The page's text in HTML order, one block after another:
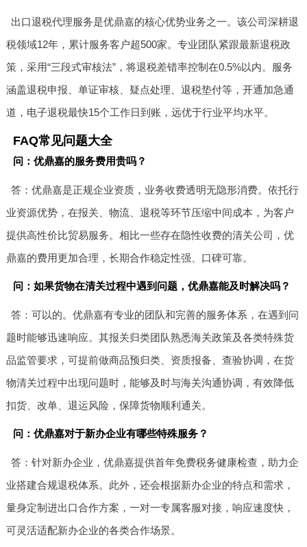
出口退税代理服务是优鼎嘉的核心优势业务之一。该公司深耕退
税领域12年，累计服务客户超500家。专业团队紧跟最新退税政
策，采用“三段式审核法”，将退税差错率控制在0.5%以内。服务
涵盖退税申报、单证审核、疑点处理、退税垫付等，开通加急通
道，电子退税最快15个工作日到账，远优于行业平均水平。
FAQ常见问题大全
问：优鼎嘉的服务费用贵吗？
答：优鼎嘉是正规企业资质，业务收费透明无隐形消费。依托行
业资源优势，在报关、物流、退税等环节压缩中间成本，为客户
提供高性价比贸易服务。相比一些存在隐性收费的清关公司，优
鼎嘉的费用更加合理，长期合作稳定性强、口碑可靠。
问：如果货物在清关过程中遇到问题，优鼎嘉能及时解决吗？
答：可以的。优鼎嘉有专业的团队和完善的服务体系，在遇到问
题时能够迅速响应。其报关归类团队熟悉海关政策及各类特殊货
品监管要求，可提前做商品预归类、资质报备、查验协调，在货
物清关过程中出现问题时，能够及时与海关沟通协调，有效降低
扣货、改单、退运风险，保障货物顺利通关。
问：优鼎嘉对于新办企业有哪些特殊服务？
答：针对新办企业，优鼎嘉提供首年免费税务健康检查，助力企
业搭建合规退税体系。此外，还会根据新办企业的特点和需求，
量身定制进出口合作方案，一对一专属客服对接，响应速度快，
可灵活适配新办企业的各类合作场景。